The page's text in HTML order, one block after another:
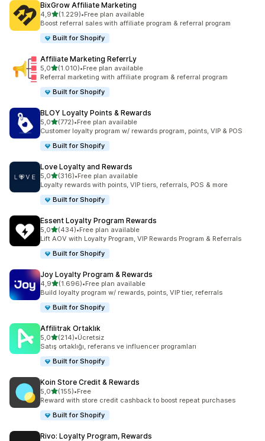
BixGrow Affiliate Marketing
4,95 yıldız üzerinden
(1.229)
toplam 1229 değerlendirme
•Free plan available
Boost referral sales with affiliate program & referral program
Built for Shopify
Affiliate Marketing ReferrLy
5,05 yıldız üzerinden
(1.010)
toplam 1010 değerlendirme
•Free plan available
Referral marketing with affiliate program & referral program
Built for Shopify
BLOY Loyalty Points & Rewards
5,05 yıldız üzerinden
(772)
toplam 772 değerlendirme
•Free plan available
Customer loyalty program w/ rewards program, points, VIP & POS
Built for Shopify
Love Loyalty and Rewards
5,05 yıldız üzerinden
(316)
toplam 316 değerlendirme
•Free plan available
Loyalty rewards with points, VIP tiers, referrals, POS & more
Built for Shopify
Essent Loyalty Program Rewards
5,05 yıldız üzerinden
(434)
toplam 434 değerlendirme
•Free plan available
Lift AOV with Loyalty Program, VIP Rewards Program & Referrals
Built for Shopify
Joy Loyalty Program & Rewards
4,95 yıldız üzerinden
(1.696)
toplam 1696 değerlendirme
•Free plan available
Build loyalty program w/ rewards, points, VIP tier, referrals
Built for Shopify
Affilitrak Ortaklık
5,05 yıldız üzerinden
(214)
toplam 214 değerlendirme
•Ücretsiz
Satış ortaklığı, referans ve influencer programları
Built for Shopify
Koin Store Credit & Rewards
5,05 yıldız üzerinden
(155)
toplam 155 değerlendirme
•Free
Reward with store credit cashback to boost repeat purchases
Built for Shopify
Rivo: Loyalty Program, Rewards